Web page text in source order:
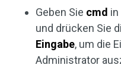
Geben Sie cmd
und drücken Sie
Eingabe, um die
Administrator